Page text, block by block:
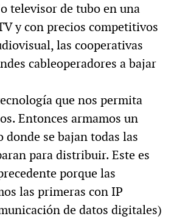
televisor de tubo en una
y con precios competitivos
las cooperativas
cableoperadores a bajar
que nos permita
Entonces armamos un
donde se bajan todas las
para distribuir. Este es
porque las
las primeras con IP
de datos digitales)